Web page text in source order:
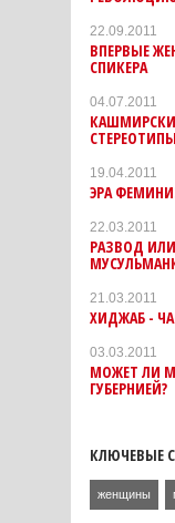
22.09.2011
ВПЕРВЫЕ
СПИКЕРА
04.07.2011
СТЕРЕОТИПЫ
19.04.2011
ЭРА
22.03.2011
РАЗВОД
21.03.2011
ХИДЖАБ -
03.03.2011
МОЖЕТ ЛИ
ГУБЕРНИЕЙ?
КЛЮЧЕВЫЕ
женщины